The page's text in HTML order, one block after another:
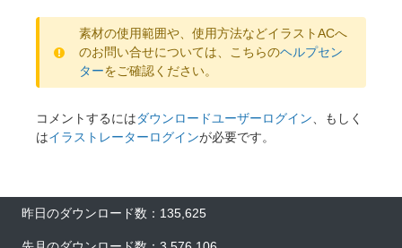
素材の使用範囲や、使用方法などイラストACへ
のお問い合せについては、こちらのヘルプセン
ターをご確認ください。
コメントするにはダウンロードユーザーログイン、もしく
はイラストレーターログインが必要です。
昨日のダウンロード数：135,625